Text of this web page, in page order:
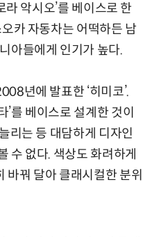
라 악시오’를 베이스로 한
오카 자동차는 어떡하든 남
아들에게 인기가 높다.
년에 발표한 ‘히미코’.
’를 베이스로 설계한 것이
리는 등 대담하게 디자인
수 없다. 색상도 화려하게
바꿔 달아 클래시컬한 분위